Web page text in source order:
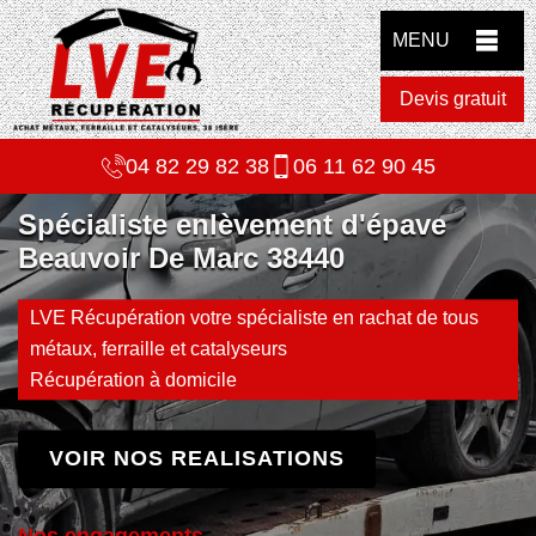
MENU
Devis gratuit
04 82 29 82 38 06 11 62 90 45
Spécialiste enlèvement d'épave
Beauvoir De Marc 38440
LVE Récupération votre spécialiste en rachat de tous
métaux, ferraille et catalyseurs
Récupération à domicile
VOIR NOS REALISATIONS